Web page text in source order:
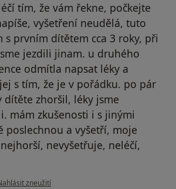
tím, že vám řekne, počkejte
vyšetření neudělá, tuto
s prvním dítětem cca 3 roky, při
jezdili jinam. u druhého
odmítla napsat léky a
s tím, že je v pořádku. po pár
dítěte zhoršil, léky jsme
mám zkušenosti i s jinými
poslechnou a vyšetří, moje
nevyšetřuje, neléčí,
názoru uživatele Pacient
zneužití